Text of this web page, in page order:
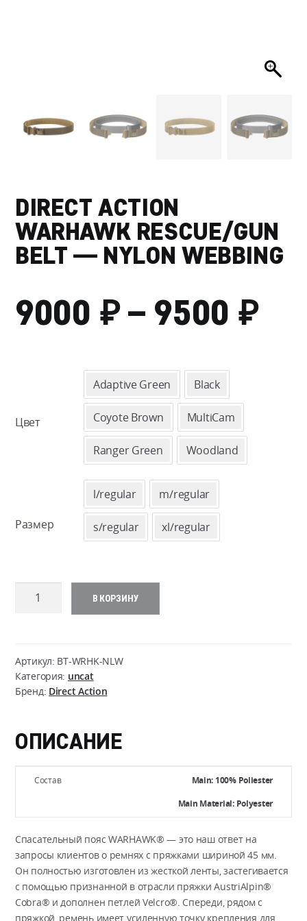
DIRECT ACTION
WARHAWK RESCUE/GUN
BELT — NYLON WEBBING
9000 ₽– 9500 ₽
Цвет
Adaptive Green Black
Coyote Brown MultiCam
Ranger Green Woodland
Размер
l/regular m/regular
s/regular xl/regular
Количество
WARHAWK
RESCUE/GUN
BELT
Webbing
В КОРЗИНУ
Артикул: BT-WRHK-NLW
Категория: uncat
Бренд: Direct Action
ОПИСАНИЕ
Состав
Main: 100% Poliester
Main Material: Polyester
Спасательный пояс WARHAWK® — это наш ответ на
запросы клиентов о ремнях с пряжками шириной 45 мм.
Он полностью изготовлен из жесткой ленты, застегивается
с помощью признанной в отрасли пряжки AustriAlpin®
Cobra® и дополнен петлей Velcro®. Спереди, рядом с
пряжкой, ремень имеет усиленную точку крепления для